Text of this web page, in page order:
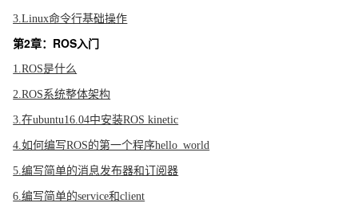
3.Linux命令行基础操作
第2章：ROS入门
1.ROS是什么
2.ROS系统整体架构
3.在ubuntu16.04中安装ROS kinetic
4.如何编写ROS的第一个程序hello_world
5.编写简单的消息发布器和订阅器
6.编写简单的service和client